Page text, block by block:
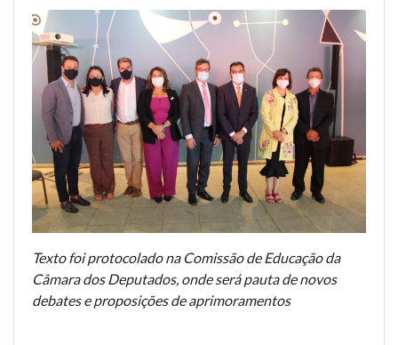
Texto foi protocolado na Comissão de Educação da
Câmara dos Deputados, onde será pauta de novos
debates e proposições de aprimoramentos